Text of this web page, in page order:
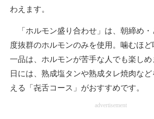
モノづくり技術者専門サイト
エレクトロニクス専門サイト
電子設計の基本と応用
エネルギーの専門メディア
わえます。
「ホルモン盛り合わせ」は、朝締め・
度抜群のホルモンのみを使用。噛むほ
一品は、ホルモンが苦手な人でも楽し
日には、熟成塩タンや熟成タレ焼肉な
える「㐂舌コース」がおすすめです。
advertisement